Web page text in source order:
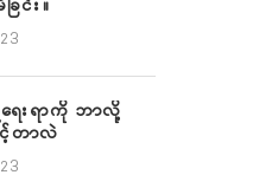
ြင်း။
ေးရာကို ဘာလို့
တာလဲ